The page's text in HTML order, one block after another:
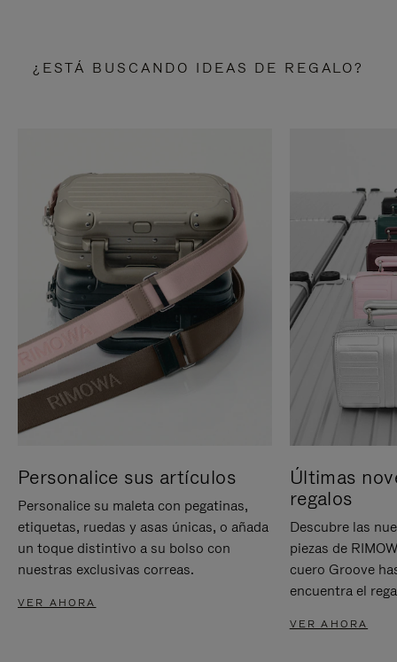
¿ESTÁ BUSCANDO IDEAS DE REGALO?
Personalice sus artículos
Personalice su maleta con pegatinas,
etiquetas, ruedas y asas únicas, o añada
un toque distintivo a su bolso con
nuestras exclusivas correas.
VER AHORA
Últimas
regalos
Descubre las
piezas de
cuero Groove
encuentra el
VER AHORA